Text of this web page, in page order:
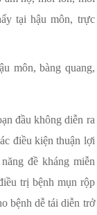
tại hậu môn, trực
môn, bàng quang,
đầu không diễn ra
điều kiện thuận lợi
đề kháng miễn
trị bệnh mụn rộp
bệnh dễ tái diễn trở